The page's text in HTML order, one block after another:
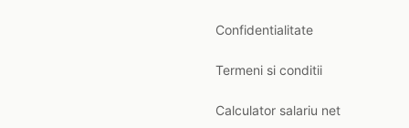
Confidentialitate
Termeni si conditii
Calculator salariu net